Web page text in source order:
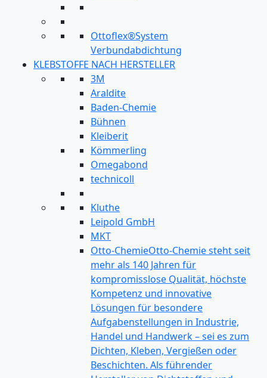
Ottoflex®System
Verbundabdichtung
KLEBSTOFFE NACH HERSTELLER
3M
Araldite
Baden-Chemie
Bühnen
Kleiberit
Kömmerling
Omegabond
technicoll
Kluthe
Leipold GmbH
MKT
Otto-ChemieOtto-Chemie steht seit
mehr als 140 Jahren für
kompromisslose Qualität, höchste
Kompetenz und innovative
Lösungen für besondere
Aufgabenstellungen in Industrie,
Handel und Handwerk – sei es zum
Dichten, Kleben, Vergießen oder
Beschichten. Als führender